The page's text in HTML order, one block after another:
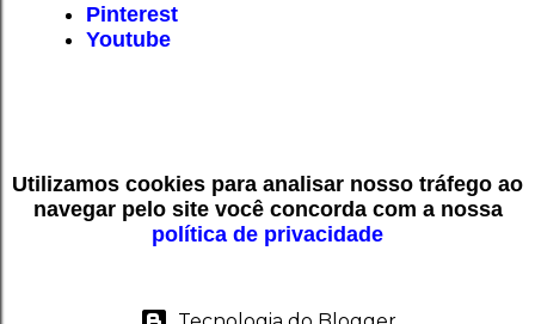
Pinterest
Youtube
Utilizamos cookies para analisar nosso tráfego ao
navegar pelo site você concorda com a nossa
política de privacidade